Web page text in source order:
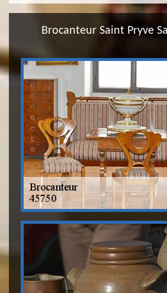
Brocanteur Saint Pryve